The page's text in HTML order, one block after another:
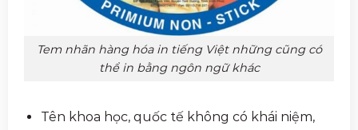
Tem nhãn hàng hóa in tiếng Việt những cũng có
thể in bằng ngôn ngữ khác
Tên khoa học, quốc tế không có khái niệm,